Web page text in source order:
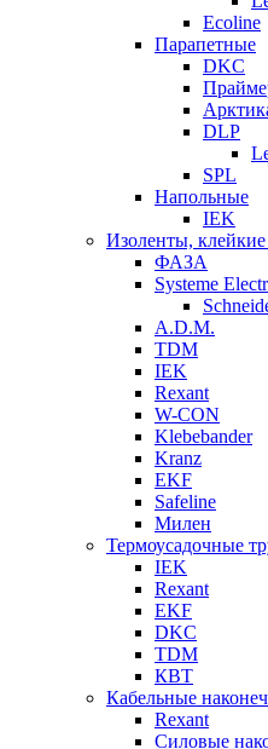
Ecoline
Парапетные
DKC
DLP
SPL
Напольные
IEK
Изоленты,
ФАЗА
Systeme
A.D.M.
TDM
IEK
Rexant
W-CON
Klebebander
Kranz
EKF
Safeline
Милен
Термоусадочные
IEK
Rexant
EKF
DKC
TDM
КВТ
Кабельные
Rexant
Силовые